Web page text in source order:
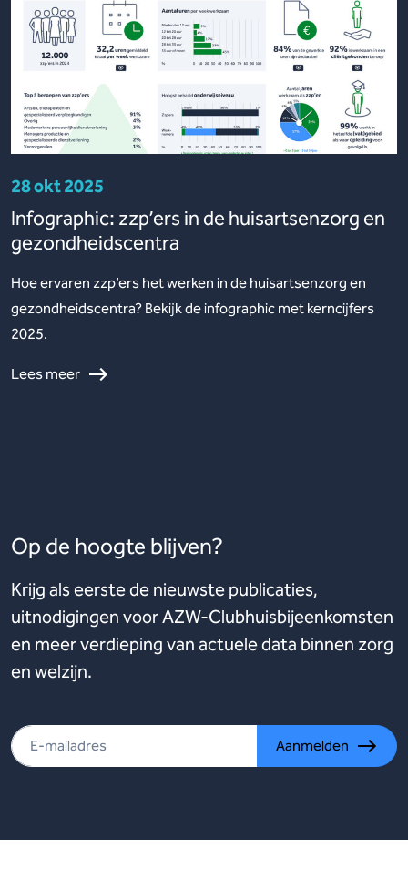
28 okt 2025
Infographic: zzp’ers in de huisartsenzorg en
gezondheidscentra
Hoe ervaren zzp’ers het werken in de huisartsenzorg en
gezondheidscentra? Bekijk de infographic met kerncijfers
2025.
Lees meer
Op de hoogte blijven?
Krijg als eerste de nieuwste publicaties,
uitnodigingen voor AZW-Clubhuisbijeenkomsten
en meer verdieping van actuele data binnen zorg
en welzijn.
Aanmelden